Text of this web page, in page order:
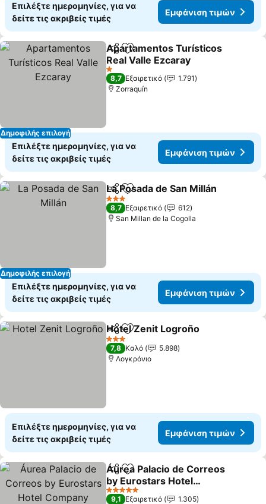
Επιλέξτε ημερομηνίες, για να
δείτε τις ακριβείς τιμές
Εμφάνιση τιμών
Δημοφιλής επιλογή
Κοινοποίηση
Προσθήκη στα αγαπημένα
Apartamentos Turísticos
Real Valle Ezcaray
1 Αστέρια
8,7 Εξαιρετικό
1.791
Zorraquín
Επιλέξτε ημερομηνίες, για να
δείτε τις ακριβείς τιμές
Εμφάνιση τιμών
Δημοφιλής επιλογή
Κοινοποίηση
Προσθήκη στα αγαπημένα
La Posada de San Millán
3 Αστέρια
8,7 Εξαιρετικό
612
San Millan de la Cogolla
Επιλέξτε ημερομηνίες, για να
δείτε τις ακριβείς τιμές
Εμφάνιση τιμών
Κοινοποίηση
Προσθήκη στα αγαπημένα
Hotel Zenit Logroño
3 Αστέρια
7,8 Καλό
5.898
Λογκρόνιο
Επιλέξτε ημερομηνίες, για να
δείτε τις ακριβείς τιμές
Εμφάνιση τιμών
Κοινοποίηση
Προσθήκη στα αγαπημένα
Áurea Palacio de Correos
by Eurostars Hotel
Company
5 Αστέρια
9,1 Εξαιρετικό
1.305